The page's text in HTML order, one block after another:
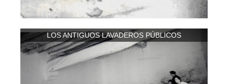
LOS ANTIGUOS LAVADEROS PÚBLICOS